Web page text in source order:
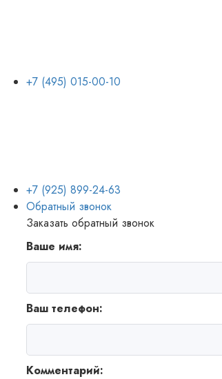
+7 (495) 015-00-10
+7 (925) 899-24-63
Обратный звонок
Заказать обратный звонок
Ваше имя:
Ваш телефон:
Комментарий: